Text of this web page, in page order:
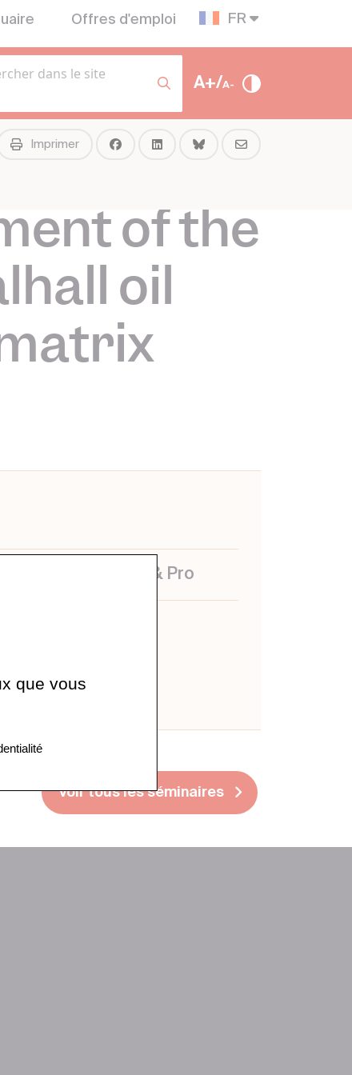
Offres d'emploi FR
A+/A-
Imprimer
of the
oil
Recherche & Pro
Voir tous les séminaires
que vous